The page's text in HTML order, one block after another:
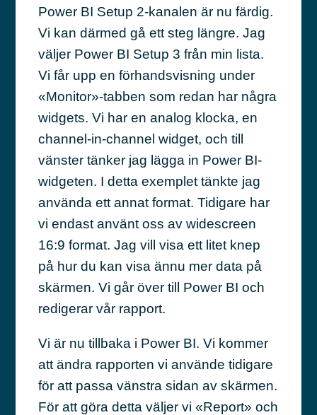
Power BI Setup 2-kanalen är nu färdig.
Vi kan därmed gå ett steg längre. Jag
väljer Power BI Setup 3 från min lista.
Vi får upp en förhandsvisning under
«Monitor»-tabben som redan har några
widgets. Vi har en analog klocka, en
channel-in-channel widget, och till
vänster tänker jag lägga in Power BI-
widgeten. I detta exemplet tänkte jag
använda ett annat format. Tidigare har
vi endast använt oss av widescreen
16:9 format. Jag vill visa ett litet knep
på hur du kan visa ännu mer data på
skärmen. Vi går över till Power BI och
redigerar vår rapport.
Vi är nu tillbaka i Power BI. Vi kommer
att ändra rapporten vi använde tidigare
för att passa vänstra sidan av skärmen.
För att göra detta väljer vi «Report» och